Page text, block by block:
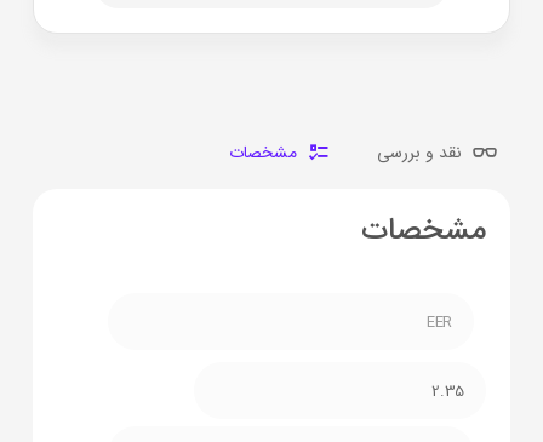
نقد و بررسی مشخصات
مشخصات
EER
2.35